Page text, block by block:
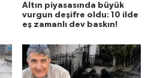
Altın piyasasında büyük
vurgun deşifre oldu: 10 ilde
eş zamanlı dev baskın!